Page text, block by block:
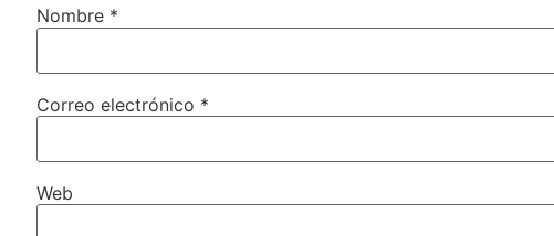
Nombre *
Correo electrónico *
Web